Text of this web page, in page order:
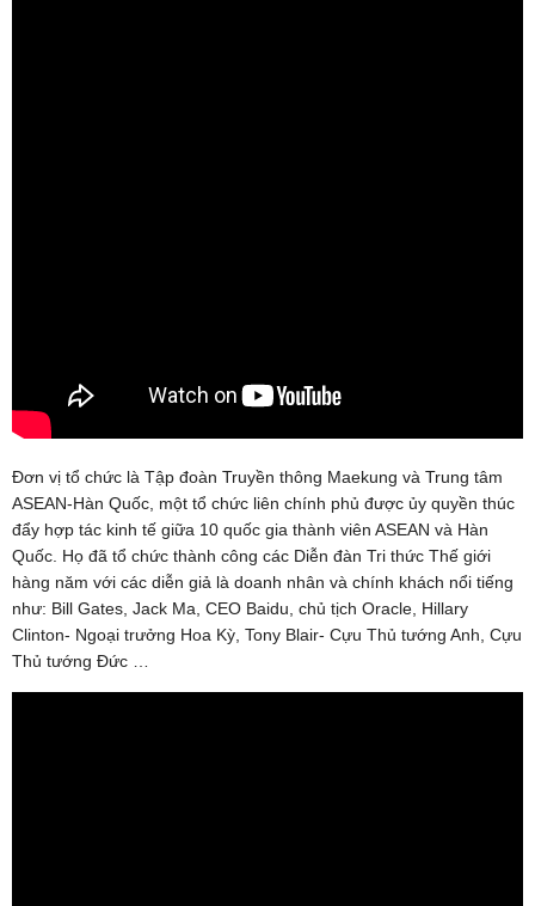
Đơn vị tổ chức là Tập đoàn Truyền thông Maekung và Trung tâm
ASEAN-Hàn Quốc, một tổ chức liên chính phủ được ủy quyền thúc
đẩy hợp tác kinh tế giữa 10 quốc gia thành viên ASEAN và Hàn
Quốc. Họ đã tổ chức thành công các Diễn đàn Tri thức Thế giới
hàng năm với các diễn giả là doanh nhân và chính khách nổi tiếng
như: Bill Gates, Jack Ma, CEO Baidu, chủ tịch Oracle, Hillary
Clinton- Ngoại trưởng Hoa Kỳ, Tony Blair- Cựu Thủ tướng Anh, Cựu
Thủ tướng Đức …